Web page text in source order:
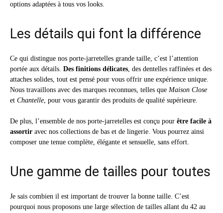
options adaptées à tous vos looks.
Les détails qui font la différence
Ce qui distingue nos porte-jarretelles grande taille, c’est l’attention
portée aux détails. Des finitions délicates, des dentelles raffinées et des
attaches solides, tout est pensé pour vous offrir une expérience unique.
Nous travaillons avec des marques reconnues, telles que Maison Close
et Chantelle, pour vous garantir des produits de qualité supérieure.
De plus, l’ensemble de nos porte-jarretelles est conçu pour être facile à
assortir avec nos collections de bas et de lingerie. Vous pourrez ainsi
composer une tenue complète, élégante et sensuelle, sans effort.
Une gamme de tailles pour toutes
Je sais combien il est important de trouver la bonne taille. C’est
pourquoi nous proposons une large sélection de tailles allant du 42 au